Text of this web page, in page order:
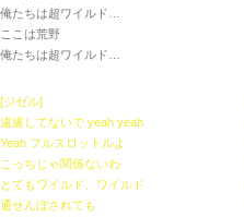
俺たちは超ワイルド…
ここは荒野
俺たちは超ワイルド…
[ジゼル]
遠慮してないで yeah yeah
Yeah フルスロットルよ
こっちじゃ関係ないわ
とてもワイルド、ワイルド
通せんぼされても